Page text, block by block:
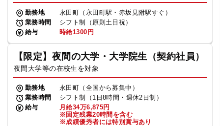
勤務地
永田町（永田町駅・赤坂見附駅すぐ）
業務時間
シフト制（原則土日祝）
給与
時給1300円
【限定】夜間の大学・大学院生（契約社員）
夜間大学等の在校生を対象
勤務地
永田町（全国から募集中）
業務時間
シフト制（1日8時間・週休2日制）
給与
月給34万6,875円
※固定残業20時間を含む
※成績優秀者には特別賞与あり